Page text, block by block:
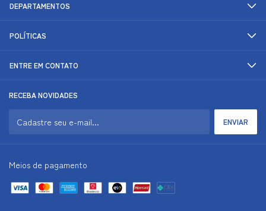
DEPARTAMENTOS
POLÍTICAS
ENTRE EM CONTATO
RECEBA NOVIDADES
Meios de pagamento